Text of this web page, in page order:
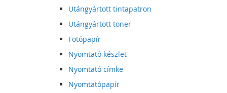
Utángyártott tintapatron
Utángyártott toner
Fotópapír
Nyomtató készlet
Nyomtató címke
Nyomtatópapír